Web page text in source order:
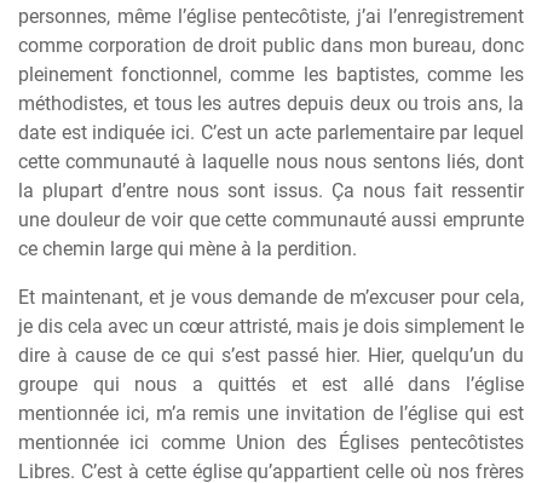
personnes, même l’église pentecôtiste, j’ai l’enregistrement
comme corporation de droit public dans mon bureau, donc
pleinement fonctionnel, comme les baptistes, comme les
méthodistes, et tous les autres depuis deux ou trois ans, la
date est indiquée ici. C’est un acte parlementaire par lequel
cette communauté à laquelle nous nous sentons liés, dont
la plupart d’entre nous sont issus. Ça nous fait ressentir
une douleur de voir que cette communauté aussi emprunte
ce chemin large qui mène à la perdition.
Et maintenant, et je vous demande de m’excuser pour cela,
je dis cela avec un cœur attristé, mais je dois simplement le
dire à cause de ce qui s’est passé hier. Hier, quelqu’un du
groupe qui nous a quittés et est allé dans l’église
mentionnée ici, m’a remis une invitation de l’église qui est
mentionnée ici comme Union des Églises pentecôtistes
Libres. C’est à cette église qu’appartient celle où nos frères